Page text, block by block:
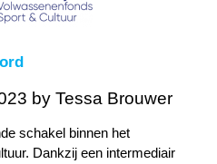
by Tessa Brouwer
schakel binnen het
Dankzij een intermediair